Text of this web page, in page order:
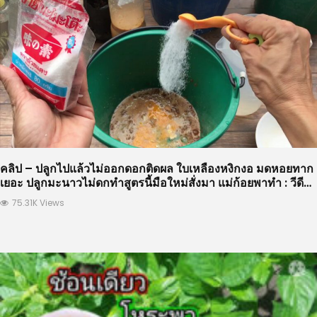
คลิป – ปลูกไปแล้วไม่ออกดอกติดผล ใบเหลืองหงิกงอ มดหอยทาก
เยอะ ปลูกมะนาวไม่ดกทำสูตรนี้มือใหม่สั่งมา แม่ก้อยพาทำ : วีดีโอ
เกษตร
75.31K Views